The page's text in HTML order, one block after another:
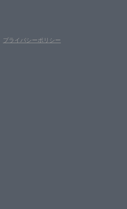
プライバシーポリシー